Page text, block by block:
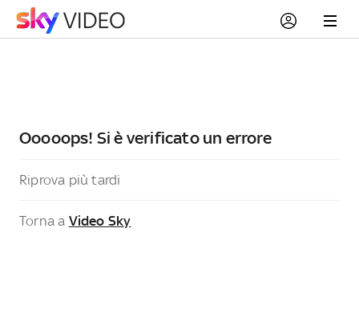
Ooooops! Si è verificato un errore
Riprova più tardi
Torna a Video Sky